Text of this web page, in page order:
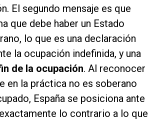
El segundo mensaje es que
que debe haber un Estado
lo que es una declaración
la ocupación indefinida, y una
de la ocupación. Al reconocer
en la práctica no es soberano
España se posiciona ante
lo contrario a lo que